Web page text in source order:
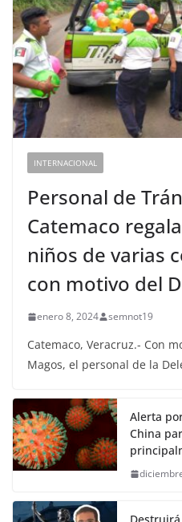
INTERNACIONAL
Personal de
Catemaco
niños de varias
con motivo del
enero 8, 2024 semnot19
Catemaco, Veracruz.- Con
Magos, el personal de la
Alerta
China